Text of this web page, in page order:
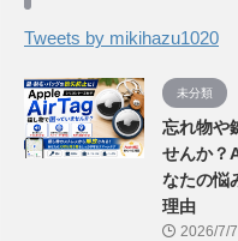
Tweets by mikihazu1020
未分類
忘れ物や
せんか？
なたの悩
理由
2026/7/7